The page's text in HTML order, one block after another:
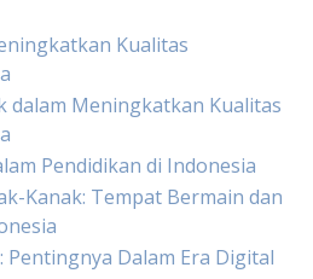
Kualitas
dalam Meningkatkan Kualitas
Pendidikan di Indonesia
Kanak: Tempat Bermain dan
Dalam Era Digital